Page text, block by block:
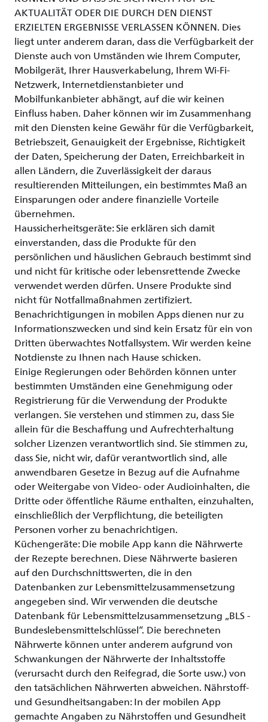
AKTUALITÄT ODER DIE DURCH DEN DIENST
ERZIELTEN ERGEBNISSE VERLASSEN KÖNNEN. Dies
liegt unter anderem daran, dass die Verfügbarkeit der
Dienste auch von Umständen wie Ihrem Computer,
Mobilgerät, Ihrer Hausverkabelung, Ihrem Wi-Fi-
Netzwerk, Internetdienstanbieter und
Mobilfunkanbieter abhängt, auf die wir keinen
Einfluss haben. Daher können wir im Zusammenhang
mit den Diensten keine Gewähr für die Verfügbarkeit,
Betriebszeit, Genauigkeit der Ergebnisse, Richtigkeit
der Daten, Speicherung der Daten, Erreichbarkeit in
allen Ländern, die Zuverlässigkeit der daraus
resultierenden Mitteilungen, ein bestimmtes Maß an
Einsparungen oder andere finanzielle Vorteile
übernehmen.
Haussicherheitsgeräte: Sie erklären sich damit
einverstanden, dass die Produkte für den
persönlichen und häuslichen Gebrauch bestimmt sind
und nicht für kritische oder lebensrettende Zwecke
verwendet werden dürfen. Unsere Produkte sind
nicht für Notfallmaßnahmen zertifiziert.
Benachrichtigungen in mobilen Apps dienen nur zu
Informationszwecken und sind kein Ersatz für ein von
Dritten überwachtes Notfallsystem. Wir werden keine
Notdienste zu Ihnen nach Hause schicken.
Einige Regierungen oder Behörden können unter
bestimmten Umständen eine Genehmigung oder
Registrierung für die Verwendung der Produkte
verlangen. Sie verstehen und stimmen zu, dass Sie
allein für die Beschaffung und Aufrechterhaltung
solcher Lizenzen verantwortlich sind. Sie stimmen zu,
dass Sie, nicht wir, dafür verantwortlich sind, alle
anwendbaren Gesetze in Bezug auf die Aufnahme
oder Weitergabe von Video- oder Audioinhalten, die
Dritte oder öffentliche Räume enthalten, einzuhalten,
einschließlich der Verpflichtung, die beteiligten
Personen vorher zu benachrichtigen.
Küchengeräte: Die mobile App kann die Nährwerte
der Rezepte berechnen. Diese Nährwerte basieren
auf den Durchschnittswerten, die in den
Datenbanken zur Lebensmittelzusammensetzung
angegeben sind. Wir verwenden die deutsche
Datenbank für Lebensmittelzusammensetzung „BLS -
Bundeslebensmittelschlüssel“. Die berechneten
Nährwerte können unter anderem aufgrund von
Schwankungen der Nährwerte der Inhaltsstoffe
(verursacht durch den Reifegrad, die Sorte usw.) von
den tatsächlichen Nährwerten abweichen. Nährstoff-
und Gesundheitsangaben: In der mobilen App
gemachte Angaben zu Nährstoffen und Gesundheit